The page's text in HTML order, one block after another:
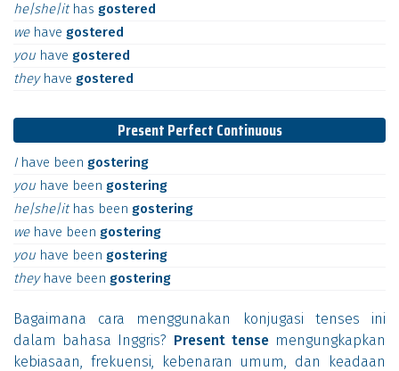
he|she|it has gostered
we have gostered
you have gostered
they have gostered
Present Perfect Continuous
I have been gostering
you have been gostering
he|she|it has been gostering
we have been gostering
you have been gostering
they have been gostering
Bagaimana cara menggunakan konjugasi tenses ini
dalam bahasa Inggris? Present tensemengungkapkan
kebiasaan, frekuensi, kebenaran umum, dan keadaan